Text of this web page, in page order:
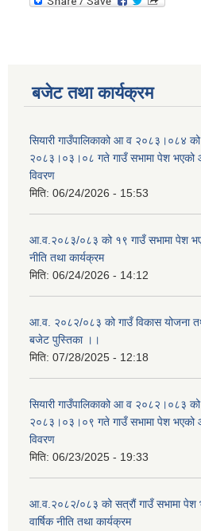
बजेट तथा कार्यक्रम
सियारी गाउँपालिकाको आ व २०८३।०८४ को
२०८३।०३।०८ गते गाउँ सभामा पेश भएको
विवरण
मिति: 06/24/2026 - 15:53
आ.व.२०८३/०८३ को १९ गाउँ सभामा पेश
नीति तथा कार्यक्रम
मिति: 06/24/2026 - 14:12
आ.व. २०८२/०८३ को गाउँ विकास योजना
बजेट पुस्तिका ।।
मिति: 07/28/2025 - 12:18
सियारी गाउँपालिकाको आ व २०८२।०८३ को
२०८३।०३।०९ गते गाउँ सभामा पेश भएको
विवरण
मिति: 06/23/2025 - 19:33
आ.व.२०८२/०८३ को सत्रौं गाउँ सभामा पेश
वार्षिक नीति तथा कार्यक्रम